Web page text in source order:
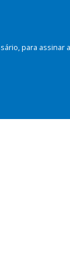
para assinar